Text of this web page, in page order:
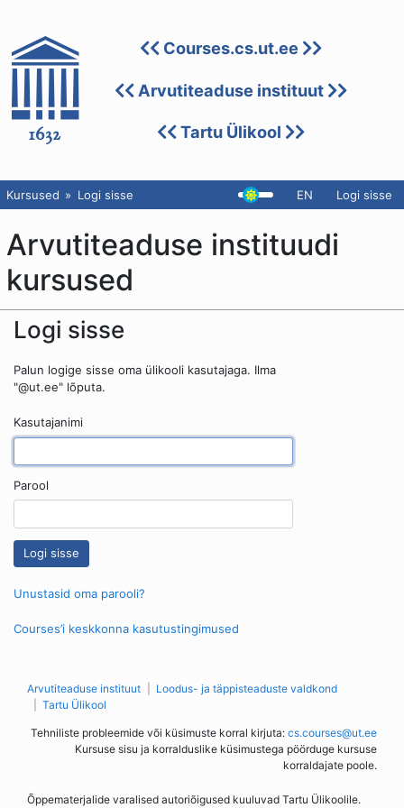
Courses.cs.ut.ee
Arvutiteaduse instituut
Tartu Ülikool
Kursused Logi sisse EN Logi sisse
Arvutiteaduse instituudi
kursused
Logi sisse
Palun logige sisse oma ülikooli kasutajaga. Ilma
"@ut.ee" lõputa.
Kasutajanimi
Parool
Unustasid oma parooli?
Courses’i keskkonna kasutustingimused
Arvutiteaduse instituut
Loodus- ja täppisteaduste valdkond
Tartu Ülikool
Tehniliste probleemide või küsimuste korral kirjuta: cs.courses@ut.ee
Kursuse sisu ja korralduslike küsimustega pöörduge kursuse
korraldajate poole.
Õppematerjalide varalised autoriõigused kuuluvad Tartu Ülikoolile.